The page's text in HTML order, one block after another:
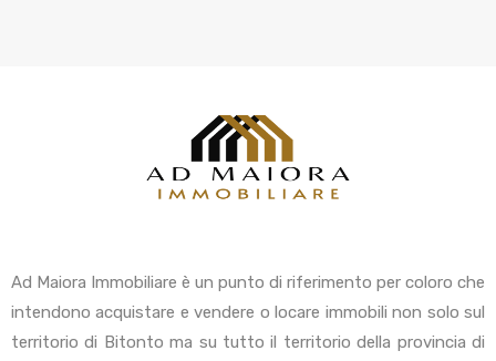
Ad Maiora Immobiliare è un punto di riferimento per coloro che
intendono acquistare e vendere o locare immobili non solo sul
territorio di Bitonto ma su tutto il territorio della provincia di